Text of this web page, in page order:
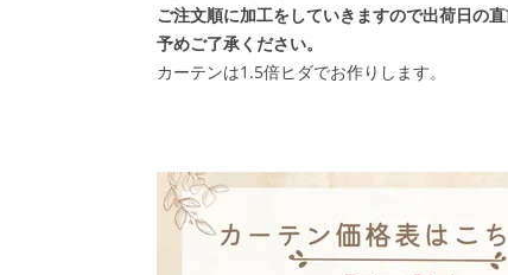
ご注文順に加工をしていきますので出荷日の
予めご了承ください。
カーテンは1.5倍ヒダでお作りします。